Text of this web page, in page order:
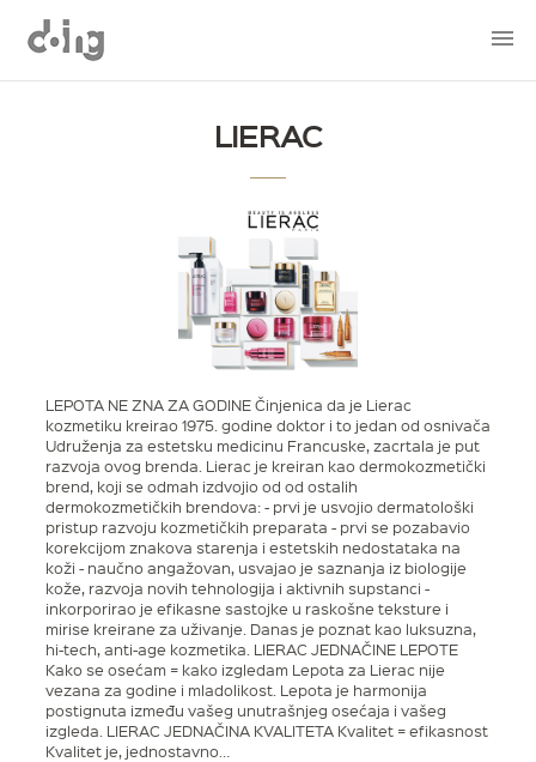
LIERAC
LEPOTA NE ZNA ZA GODINE Činjenica da je Lierac
kozmetiku kreirao 1975. godine doktor i to jedan od osnivača
Udruženja za estetsku medicinu Francuske, zacrtala je put
razvoja ovog brenda. Lierac je kreiran kao dermokozmetički
brend, koji se odmah izdvojio od od ostalih
dermokozmetičkih brendova: - prvi je usvojio dermatološki
pristup razvoju kozmetičkih preparata - prvi se pozabavio
korekcijom znakova starenja i estetskih nedostataka na
koži - naučno angažovan, usvajao je saznanja iz biologije
kože, razvoja novih tehnologija i aktivnih supstanci -
inkorporirao je efikasne sastojke u raskošne teksture i
mirise kreirane za uživanje. Danas je poznat kao luksuzna,
hi-tech, anti-age kozmetika. LIERAC JEDNAČINE LEPOTE
Kako se osećam = kako izgledam Lepota za Lierac nije
vezana za godine i mladolikost. Lepota je harmonija
postignuta između vašeg unutrašnjeg osećaja i vašeg
izgleda. LIERAC JEDNAČINA KVALITETA Kvalitet = efikasnost
Kvalitet je, jednostavno…